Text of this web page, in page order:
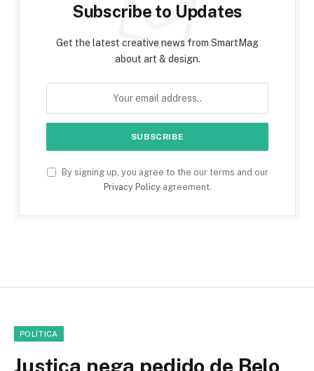
Subscribe to Updates
Get the latest creative news from SmartMag
about art & design.
By signing up, you agree to the our terms and our
Privacy Policyagreement.
POLÍTICA
Justiça nega pedido de Belo